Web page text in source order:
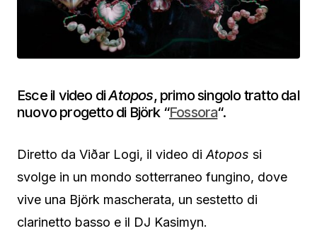
Esce il video diAtopos, primo singolo tratto dal
nuovo progetto di Björk “Fossora“.
Diretto da Viðar Logi, il video di Atopos si
svolge in un mondo sotterraneo fungino, dove
vive una Björk mascherata, un sestetto di
clarinetto basso e il DJ Kasimyn.